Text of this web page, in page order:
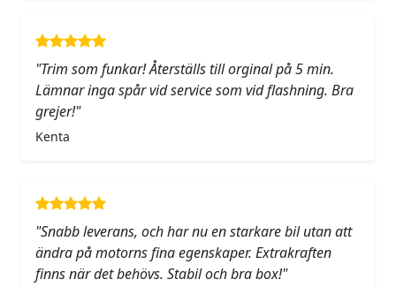
"Trim som funkar! Återställs till orginal på 5 min.
Lämnar inga spår vid service som vid flashning. Bra
grejer!"
Kenta
"Snabb leverans, och har nu en starkare bil utan att
ändra på motorns fina egenskaper. Extrakraften
finns när det behövs. Stabil och bra box!"